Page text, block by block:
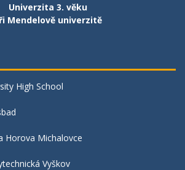
Univerzita 3. věku
Mendelově univerzitě
High School
Horova Michalovce
Vyškov